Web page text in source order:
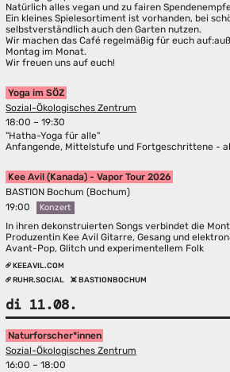
Natürlich alles vegan und zu fairen
Ein kleines Spielesortiment ist vorhanden, bei
selbstverständlich auch den Garten nutzen.
Wir machen das Café regelmäßig für euch
Montag im Monat.
Wir freuen uns auf euch!
Yoga im SÖZ
Sozial-Ökologisches Zentrum
18:00 – 19:30
"Hatha-Yoga für alle"
Anfangende, Mittelstufe und Fortgeschrittene -
Kee Avil (Kanada) - Vapor Tour 2026
BASTION Bochum (Bochum)
19:00
Konzert
In ihren dekonstruierten Songs verbindet die
Produzentin Kee Avil Gitarre, Gesang und
Avant-Pop, Glitch und experimentellem Folk
KEEAVIL.COM
RUHR.SOCIAL
BASTIONBOCHUM
di 11.08.
Naturforscher*innen
Sozial-Ökologisches Zentrum
16:00 – 18:00